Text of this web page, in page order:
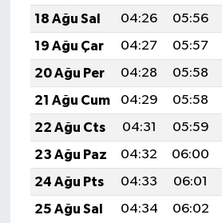
18 Ağu Sal
04:26 05:56
19 Ağu Çar
04:27 05:57
20 Ağu Per
04:28 05:58
21 Ağu Cum
04:29 05:58
22 Ağu Cts
04:31 05:59
23 Ağu Paz
04:32 06:00
24 Ağu Pts
04:33 06:01
25 Ağu Sal
04:34 06:02